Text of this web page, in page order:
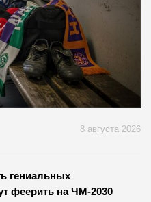
8 августа 2026
гениальных
феерить на ЧМ-2030